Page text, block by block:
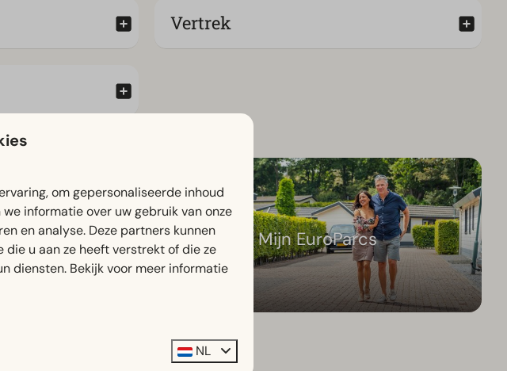
Vertrek
Mijn EuroParcs
om gepersonaliseerde inhoud
informatie over uw gebruik van onze
en analyse. Deze partners kunnen
u aan ze heeft verstrekt of die ze
diensten. Bekijk voor meer informatie
NL